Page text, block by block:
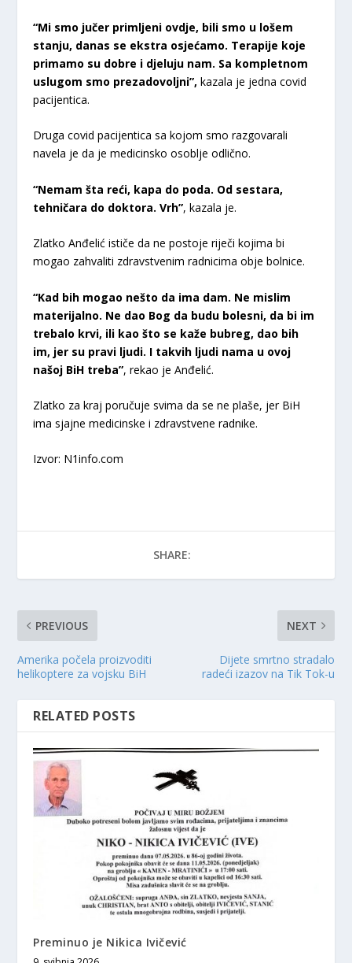
“Mi smo jučer primljeni ovdje, bili smo u lošem
stanju, danas se ekstra osjećamo. Terapije koje
primamo su dobre i djeluju nam. Sa kompletnom
uslugom smo prezadovoljni”, kazala je jedna covid
pacijentica.
Druga covid pacijentica sa kojom smo razgovarali
navela je da je medicinsko osoblje odlično.
“Nemam šta reći, kapa do poda. Od sestara,
tehničara do doktora. Vrh”, kazala je.
Zlatko Anđelić ističe da ne postoje riječi kojima bi
mogao zahvaliti zdravstvenim radnicima obje bolnice.
“Kad bih mogao nešto da ima dam. Ne mislim
materijalno. Ne dao Bog da budu bolesni, da bi im
trebalo krvi, ili kao što se kaže bubreg, dao bih
im, jer su pravi ljudi. I takvih ljudi nama u ovoj
našoj BiH treba”, rekao je Anđelić.
Zlatko za kraj poručuje svima da se ne plaše, jer BiH
ima sjajne medicinske i zdravstvene radnike.
Izvor: N1info.com
SHARE:
PREVIOUS
Amerika počela proizvoditi
helikoptere za vojsku BiH
NEXT
Dijete smrtno stradalo
radeći izazov na Tik Tok-u
RELATED POSTS
Preminuo je Nikica Ivičević